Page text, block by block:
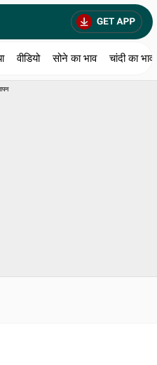
वीडियो सोने का भाव चांदी का भाव